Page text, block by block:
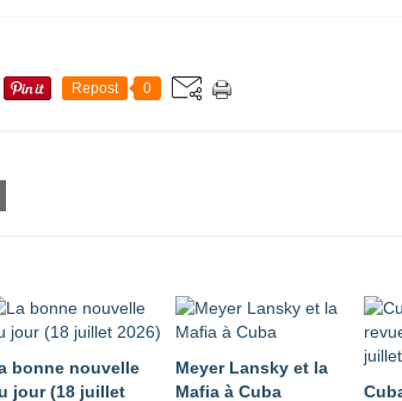
Repost 0
bonne nouvelle
jour (18 juillet
Meyer Lansky et la
Mafia à Cuba